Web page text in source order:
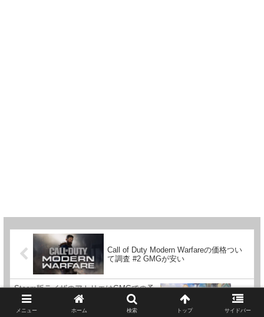
Call of Duty Modern Warfareの価格つい
て調査 #2 GMGが安い
Steam版ライザのアトリエはGMGでの予
約購入が安い ※デラックス版も取り扱い
開始
メニュー ホーム 検索 トップ サイドバー